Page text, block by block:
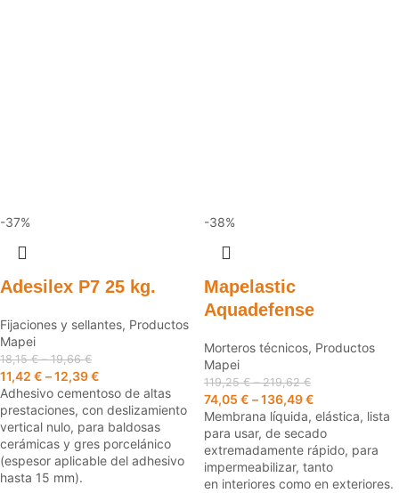
-37%
Adesilex P7 25 kg.
Fijaciones y sellantes, Productos
Mapei
18,15€–19,66€
11,42 € –12,39€
Adhesivo cementoso de altas
prestaciones, con deslizamiento
vertical nulo, para baldosas
cerámicas y gres porcelánico
(espesor aplicable del adhesivo
hasta 15 mm).
-38%
Mapelastic
Aquadefense
Morteros técnicos, Productos
Mapei
119,25€–219,62€
74,05 € –136,49€
Membrana líquida, elástica, lista
para usar, de secado
extremadamente rápido, para
impermeabilizar, tanto
en interiores como en exteriores.